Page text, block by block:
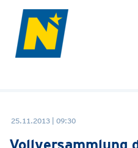
25.11.2013 | 09:30